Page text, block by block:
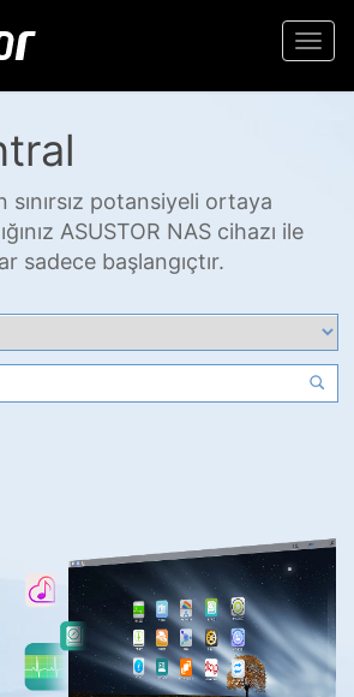
sınırsız potansiyeli ortaya
ASUSTOR NAS cihazı ile
sadece başlangıçtır.